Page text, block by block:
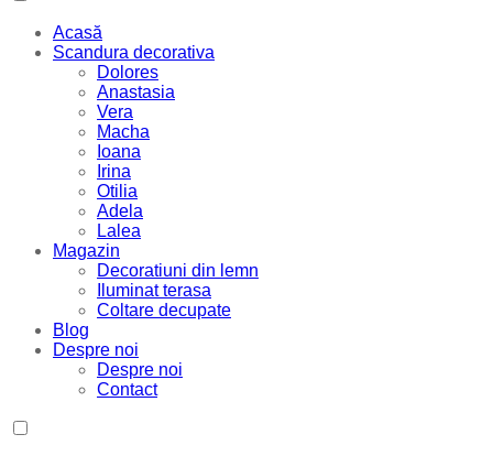
Acasă
Scandura decorativa
Dolores
Anastasia
Vera
Macha
Ioana
Irina
Otilia
Adela
Lalea
Magazin
Decoratiuni din lemn
Iluminat terasa
Coltare decupate
Blog
Despre noi
Despre noi
Contact